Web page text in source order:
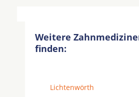
Weitere
finden:
Lichtenwörth